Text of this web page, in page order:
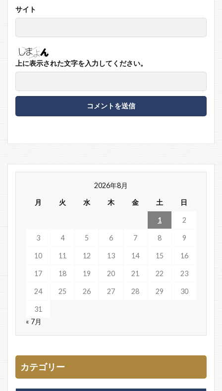
サイト
上に表示された文字を入力してください。
2026年8月
月
火 水 木 金 土 日
1 2
3 4 5 6 7 8 9
10 11 12 13 14 15 16
17 18 19 20 21 22 23
24 25 26 27 28 29 30
31
« 7月
カテゴリー